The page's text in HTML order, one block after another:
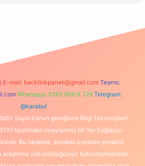
E-mail: backlinkpaneli@gmail.com Teams:
Whatsapp: 0262 606 0 726 Telegram:
@karabul
Sayılı Kanun gereğince Bilgi Teknolojileri
tarafından onaylanmış bir Yer Sağlayıcı
Bu nedenle, sitedeki içerikleri proaktif
yükümlülüğümüz bulunmamaktadır.